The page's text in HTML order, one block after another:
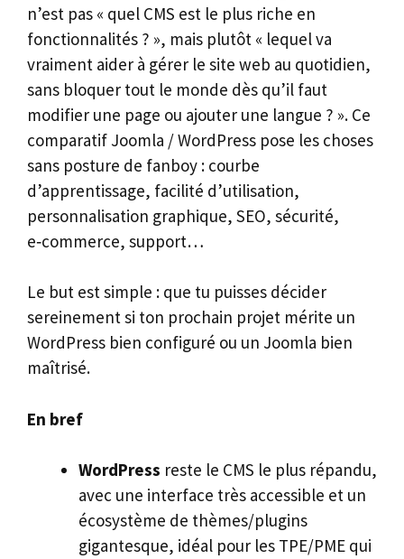
n’est pas « quel CMS est le plus riche en
fonctionnalités ? », mais plutôt « lequel va
vraiment aider à gérer le site web au quotidien,
sans bloquer tout le monde dès qu’il faut
modifier une page ou ajouter une langue ? ». Ce
comparatif Joomla / WordPress pose les choses
sans posture de fanboy : courbe
d’apprentissage, facilité d’utilisation,
personnalisation graphique, SEO, sécurité,
e‑commerce, support…
Le but est simple : que tu puisses décider
sereinement si ton prochain projet mérite un
WordPress bien configuré ou un Joomla bien
maîtrisé.
En bref
WordPress reste le CMS le plus répandu,
avec une interface très accessible et un
écosystème de thèmes/plugins
gigantesque, idéal pour les TPE/PME qui